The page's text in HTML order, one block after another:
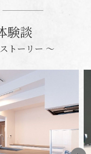
験談
トーリー 〜